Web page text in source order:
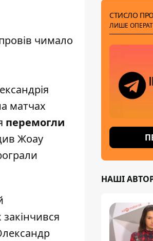
чимало
матчах
перемогли
Жоау
СТИСЛО
ЛИШЕ
НАШІ